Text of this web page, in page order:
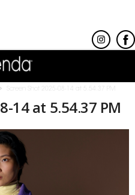
Screen Shot 2025-08-14 at 5.54.37 PM
14 at 5.54.37 PM